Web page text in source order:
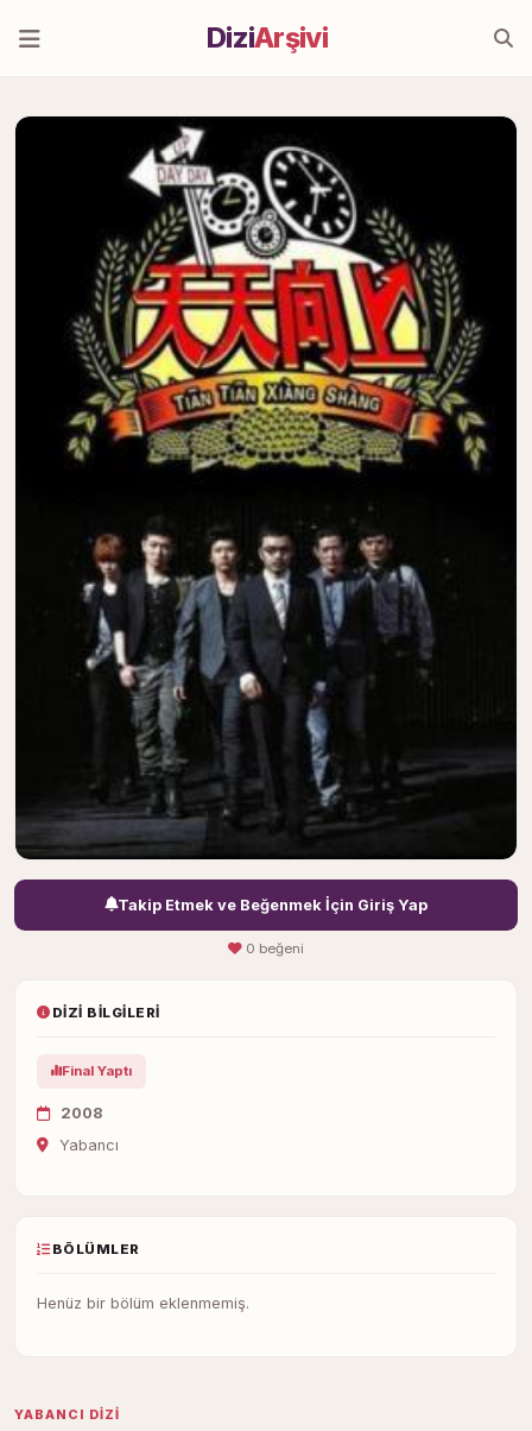
DiziArşivi
Takip Etmek ve Beğenmek İçin Giriş Yap
0 beğeni
DIZI BILGILERI
Final Yaptı
2008
Yabancı
BÖLÜMLER
Henüz bir bölüm eklenmemiş.
YABANCI DIZI